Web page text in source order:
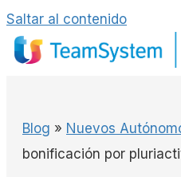
Saltar al contenido
Blog » Nuevos
bonificación por